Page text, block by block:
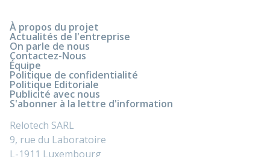
À propos du projet
Actualités de l'entreprise
On parle de nous
Contactez-Nous
Équipe
Politique de confidentialité
Politique Editoriale
Publicité avec nous
S'abonner à la lettre d'information
Relotech SARL
9, rue du Laboratoire
L-1911 Luxembourg